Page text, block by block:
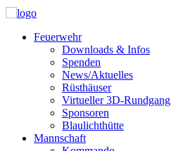
Feuerwehr
Downloads & Infos
Spenden
News/Aktuelles
Rüsthäuser
Virtueller 3D-Rundgang
Sponsoren
Blaulichthütte
Mannschaft